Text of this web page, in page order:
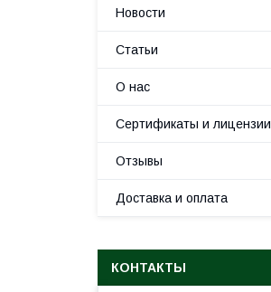
Новости
Статьи
О нас
Сертификаты и лицензии
Отзывы
Доставка и оплата
КОНТАКТЫ